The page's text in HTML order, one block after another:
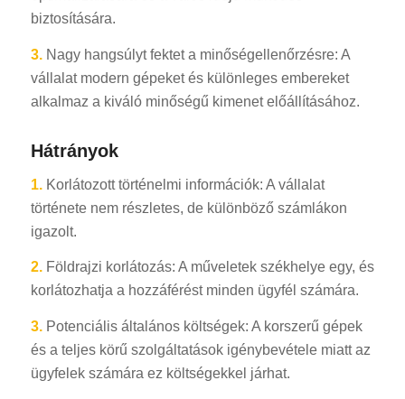
biztosítására.
3.Nagy hangsúlyt fektet a minőségellenőrzésre: A
vállalat modern gépeket és különleges embereket
alkalmaz a kiváló minőségű kimenet előállításához.
Hátrányok
1.Korlátozott történelmi információk: A vállalat
története nem részletes, de különböző számlákon
igazolt.
2. Földrajzi korlátozás: A műveletek székhelye egy, és
korlátozhatja a hozzáférést minden ügyfél számára.
3.Potenciális általános költségek: A korszerű gépek
és a teljes körű szolgáltatások igénybevétele miatt az
ügyfelek számára ez költségekkel járhat.